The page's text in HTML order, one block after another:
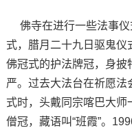
佛寺在进行一些法事仪
式，腊月二十九日驱鬼仪
佛冠式的护法牌冠，身披
严。过去大法台在祈愿法
式时，头戴同宗喀巴大师
僧冠，藏语叫“班霞”。